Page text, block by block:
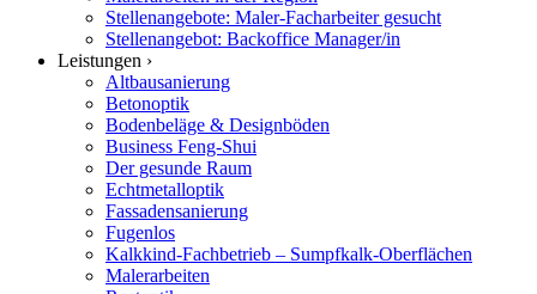
Stellenangebote: Maler-Facharbeiter gesucht
Stellenangebot: Backoffice Manager/in
Leistungen ›
Altbausanierung
Betonoptik
Bodenbeläge & Designböden
Business Feng-Shui
Der gesunde Raum
Echtmetalloptik
Fassadensanierung
Fugenlos
Kalkkind-Fachbetrieb – Sumpfkalk-Oberflächen
Malerarbeiten